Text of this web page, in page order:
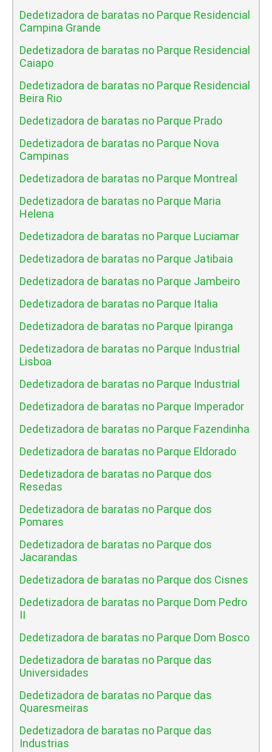
Dedetizadora de baratas no Parque Residencial
Campina Grande
Dedetizadora de baratas no Parque Residencial
Caiapo
Dedetizadora de baratas no Parque Residencial
Beira Rio
Dedetizadora de baratas no Parque Prado
Dedetizadora de baratas no Parque Nova
Campinas
Dedetizadora de baratas no Parque Montreal
Dedetizadora de baratas no Parque Maria
Helena
Dedetizadora de baratas no Parque Luciamar
Dedetizadora de baratas no Parque Jatibaia
Dedetizadora de baratas no Parque Jambeiro
Dedetizadora de baratas no Parque Italia
Dedetizadora de baratas no Parque Ipiranga
Dedetizadora de baratas no Parque Industrial
Lisboa
Dedetizadora de baratas no Parque Industrial
Dedetizadora de baratas no Parque Imperador
Dedetizadora de baratas no Parque Fazendinha
Dedetizadora de baratas no Parque Eldorado
Dedetizadora de baratas no Parque dos
Resedas
Dedetizadora de baratas no Parque dos
Pomares
Dedetizadora de baratas no Parque dos
Jacarandas
Dedetizadora de baratas no Parque dos Cisnes
Dedetizadora de baratas no Parque Dom Pedro
II
Dedetizadora de baratas no Parque Dom Bosco
Dedetizadora de baratas no Parque das
Universidades
Dedetizadora de baratas no Parque das
Quaresmeiras
Dedetizadora de baratas no Parque das
Industrias